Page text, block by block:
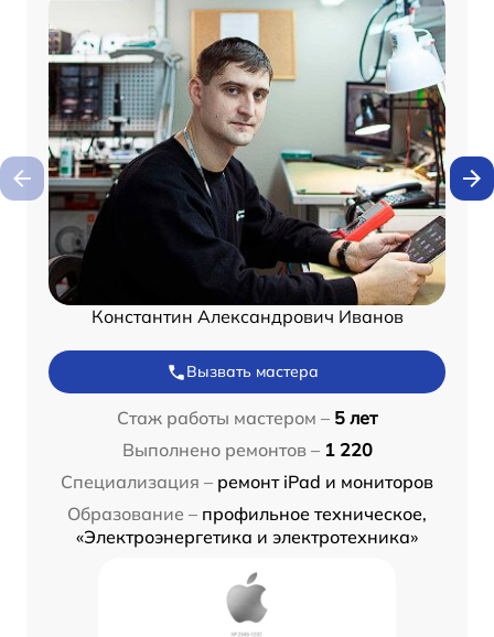
Константин Александрович Иванов
Вызвать мастера
Стаж работы мастером – 5 лет
Выполнено ремонтов – 1 220
Специализация – ремонт iPad и мониторов
Образование – профильное техническое,
«Электроэнергетика и электротехника»